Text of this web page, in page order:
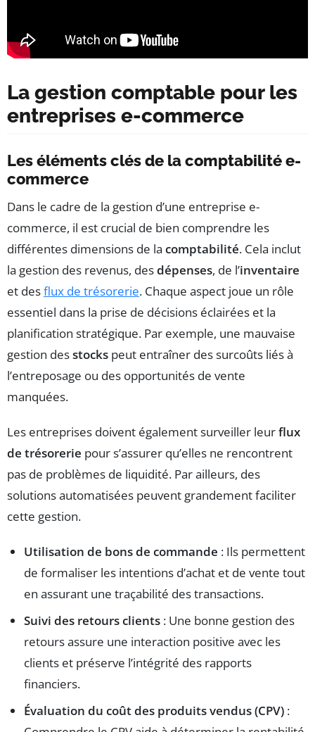
La gestion comptable pour les
entreprises e-commerce
Les éléments clés de la comptabilité e-
commerce
Dans le cadre de la gestion d’une entreprise e-
commerce, il est crucial de bien comprendre les
différentes dimensions de la comptabilité. Cela inclut
la gestion des revenus, desdépenses, de l’inventaire
et desflux de trésorerie. Chaque aspect joue un rôle
essentiel dans la prise de décisions éclairées et la
planification stratégique. Par exemple, une mauvaise
gestion desstocks peut entraîner des surcoûts liés à
l’entreposage ou des opportunités de vente
manquées.
Les entreprises doivent également surveiller leurflux
de trésorerie pour s’assurer qu’elles ne rencontrent
pas de problèmes de liquidité. Par ailleurs, des
solutions automatisées peuvent grandement faciliter
cette gestion.
Utilisation de bons de commande : Ils permettent
de formaliser les intentions d’achat et de vente tout
en assurant une traçabilité des transactions.
Suivi des retours clients : Une bonne gestion des
retours assure une interaction positive avec les
clients et préserve l’intégrité des rapports
financiers.
Évaluation du coût des produits vendus (CPV) :